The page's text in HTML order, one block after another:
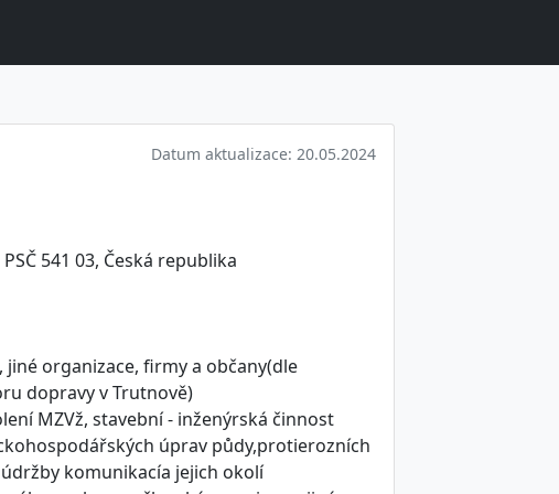
Datum aktualizace: 20.05.2024
541 03, Česká republika
organizace, firmy a občany(dle
dopravy v Trutnově)
MZVž, stavební - inženýrská činnost
úprav půdy,protierozních
komunikacía jejich okolí